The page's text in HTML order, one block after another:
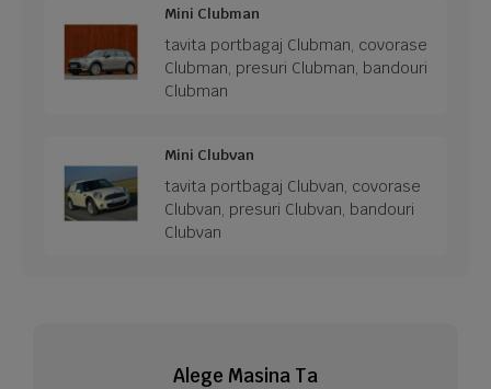
Mini Clubman
tavita portbagaj Clubman, covorase
Clubman, presuri Clubman, bandouri
Clubman
Mini Clubvan
tavita portbagaj Clubvan, covorase
Clubvan, presuri Clubvan, bandouri
Clubvan
Alege Masina Ta